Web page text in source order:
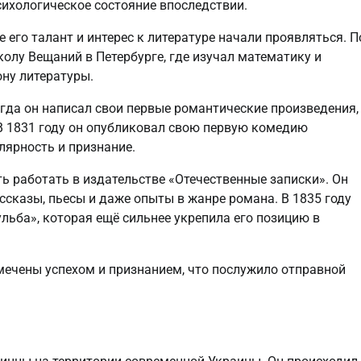
состояние впоследствии.
талант и интерес к литературе начали проявляться.
Вещаний в Петербурге, где изучал математику и
литературы.
он написал свои первые романтические произведения,
1831 году он опубликовал свою первую комедию
и признание.
в издательстве «Отечественные записки». Он
пьесы и даже опыты в жанре романа. В 1835 году
которая ещё сильнее укрепила его позицию в
успехом и признанием, что послужило отправной